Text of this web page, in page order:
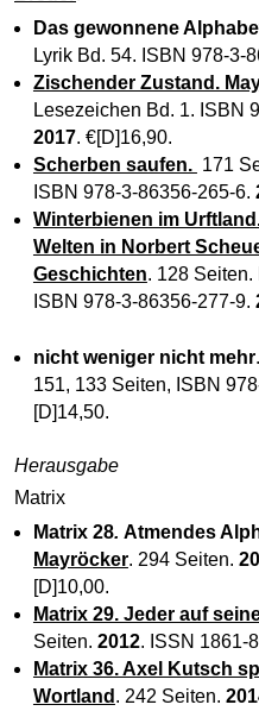
Das gewonnene
Lyrik Bd. 54. ISBN 978-3-
Zischender Zustand.
Lesezeichen Bd. 1. ISBN
2017. €[D]16,90.
Scherben saufen. 171
ISBN 978-3-86356-265-6.
Winterbienen im
Welten in Norbert
Geschichten. 128
ISBN 978-3-86356-277-9.
nicht weniger nicht mehr
151, 133 Seiten, ISBN
[D]14,50.
Herausgabe
Matrix
Matrix 28. Atmendes
Mayröcker. 294 Seiten.
[D]10,00.
Matrix 29. Jeder auf
Seiten. 2012. ISSN 1861-
Matrix 36. Axel Kutsch
Wortland . 242 Seiten.